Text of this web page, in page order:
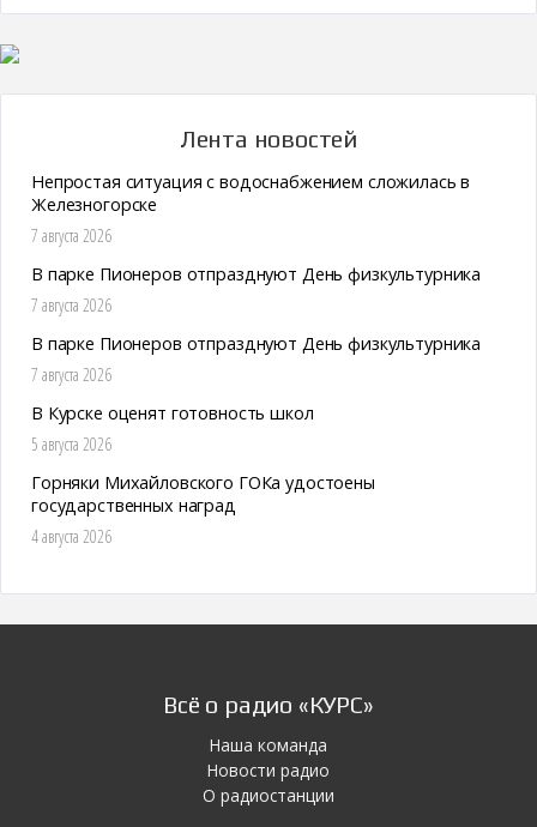
Лента новостей
Непростая ситуация с водоснабжением сложилась в
Железногорске
7 августа 2026
В парке Пионеров отпразднуют День физкультурника
7 августа 2026
В парке Пионеров отпразднуют День физкультурника
7 августа 2026
В Курске оценят готовность школ
5 августа 2026
Горняки Михайловского ГОКа удостоены
государственных наград
4 августа 2026
Всё о радио «КУРС»
Наша команда
Новости радио
О радиостанции